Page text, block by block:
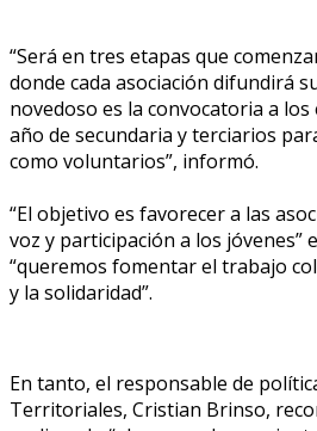
“Será en tres etapas que
donde cada asociación difundirá
novedoso es la convocatoria a
año de secundaria y terciarios
como voluntarios”, informó.
“El objetivo es favorecer a las
voz y participación a los jóvenes”
“queremos fomentar el trabajo
y la solidaridad”.
En tanto, el responsable de
Territoriales, Cristian Brinso,